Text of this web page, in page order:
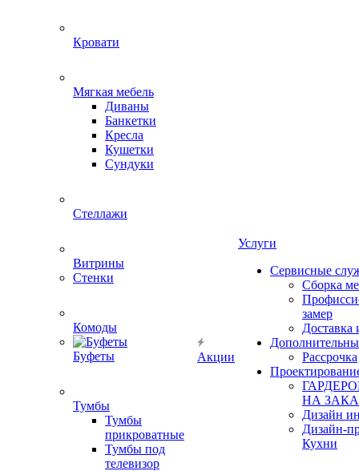
Кровати
Мягкая мебель
Диваны
Банкетки
Кресла
Кушетки
Сундуки
Стеллажи
Витрины
Стенки
Комоды
Буфеты
Тумбы
Тумбы
прикроватные
Тумбы под
телевизор
Акции
Услуги
Сервисные
Сборка
замер
Доставка
Рассрочка
НА
Дизайн
Дизайн-
Кухни